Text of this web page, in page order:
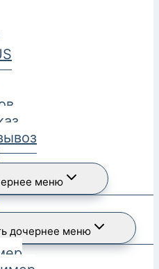
меню
дочернее меню